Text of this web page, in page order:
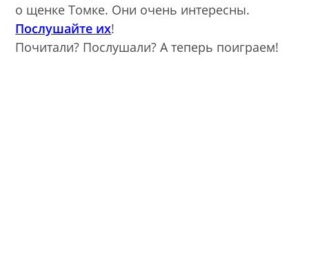
о щенке Томке. Они очень интересны.
Послушайте их!
Почитали? Послушали? А теперь поиграем!